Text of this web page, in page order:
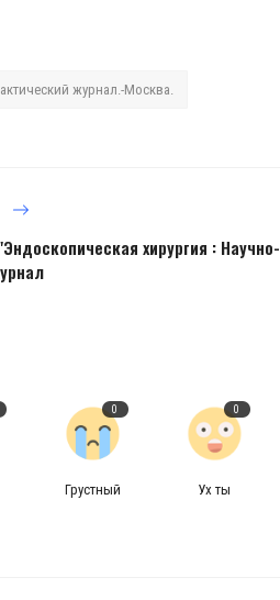
журнал.-Москва.
хирургия : Научно-
0
Грустный
0
Ух ты